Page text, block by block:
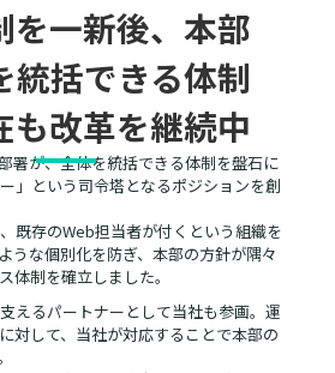
を一新後、本部
統括できる体制
も改革を継続中
署が、全体を統括できる体制を盤石に
」という司令塔となるポジションを創
既存のWeb担当者が付くという組織を
うな個別化を防ぎ、本部の方針が隅々
体制を確立しました。
えるパートナーとして当社も参画。運
対して、当社が対応することで本部の